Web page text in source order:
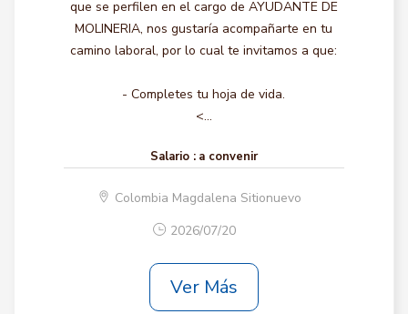
que se perfilen en el cargo de AYUDANTE DE
MOLINERIA, nos gustaría acompañarte en tu
camino laboral, por lo cual te invitamos a que:
- Completes tu hoja de vida.
<...
Salario : a convenir
Colombia Magdalena Sitionuevo
2026/07/20
Ver Más